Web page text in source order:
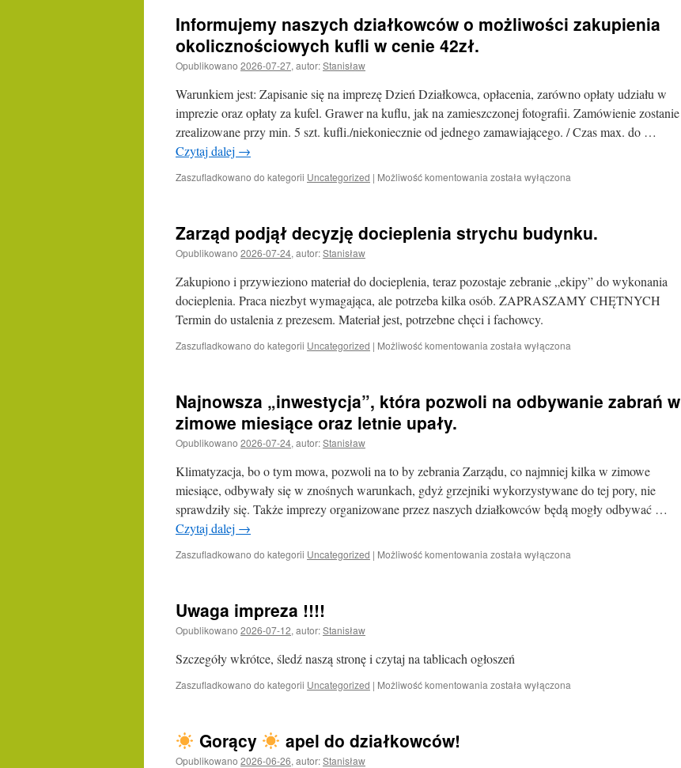
Informujemy naszych działkowców o możliwości zakupienia
okolicznościowych kufli w cenie 42zł.
Opublikowano 2026-07-27, autor:Stanisław
Warunkiem jest: Zapisanie się na imprezę Dzień Działkowca, opłacenia, zarówno opłaty udziału w
imprezie oraz opłaty za kufel. Grawer na kuflu, jak na zamieszczonej fotografii. Zamówienie zostanie
zrealizowane przy min. 5 szt. kufli./niekoniecznie od jednego zamawiającego. / Czas max. do …
Czytaj dalej →
Zaszufladkowano do kategorii Uncategorized | Możliwość komentowania Informujemy
możliwości
kufli
w
cenie
42zł.
została wyłączona
Zarząd podjął decyzję docieplenia strychu budynku.
Opublikowano 2026-07-24, autor:Stanisław
Zakupiono i przywieziono materiał do docieplenia, teraz pozostaje zebranie „ekipy” do wykonania
docieplenia. Praca niezbyt wymagająca, ale potrzeba kilka osób. ZAPRASZAMY CHĘTNYCH
Termin do ustalenia z prezesem. Materiał jest, potrzebne chęci i fachowcy.
Zaszufladkowano do kategorii Uncategorized | Możliwość komentowania Zarząd
strychu
została wyłączona
Najnowsza „inwestycja”, która pozwoli na odbywanie zabrań w
zimowe miesiące oraz letnie upały.
Opublikowano 2026-07-24, autor:Stanisław
Klimatyzacja, bo o tym mowa, pozwoli na to by zebrania Zarządu, co najmniej kilka w zimowe
miesiące, odbywały się w znośnych warunkach, gdyż grzejniki wykorzystywane do tej pory, nie
sprawdziły się. Także imprezy organizowane przez naszych działkowców będą mogły odbywać …
Czytaj dalej →
Zaszufladkowano do kategorii Uncategorized | Możliwość komentowania Najnowsza
zimowe
miesiące
została wyłączona
Uwaga impreza !!!!
Opublikowano 2026-07-12, autor:Stanisław
Szczegóły wkrótce, śledź naszą stronę i czytaj na tablicach ogłoszeń
Zaszufladkowano do kategorii Uncategorized | Możliwość komentowania Uwaga
została wyłączona
Gorący apel do działkowców!
Opublikowano 2026-06-26, autor:Stanisław